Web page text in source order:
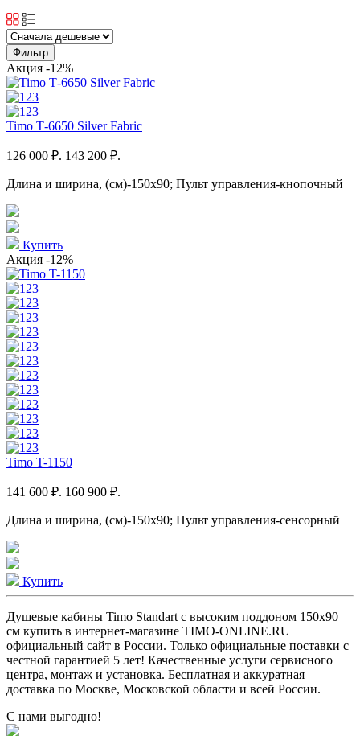
Фильтр
Акция -12%
Timo Т-6650 Silver Fabric
126 000 ₽. 143 200 ₽.
Длина и ширина, (см)-150x90; Пульт управления-кнопочный
Купить
Акция -12%
Timo T-1150
141 600 ₽. 160 900 ₽.
Длина и ширина, (см)-150x90; Пульт управления-сенсорный
Купить
Душевые кабины Timo Standart с высоким поддоном 150x90
см купить в интернет-магазине TIMO-ONLINE.RU
официальный сайт в России. Только официальные поставки c
честной гарантией 5 лет! Качественные услуги сервисного
центра, монтаж и установка. Бесплатная и аккуратная
доставка по Москве, Московской области и всей России.
С нами выгодно!